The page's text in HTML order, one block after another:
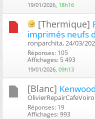
19/01/2026, 18h16
[Thermique]
imprimés neufs
ronparchita, 24/03/
Réponses: 105
Affichages: 5 493
19/01/2026, 09h13
[Blanc]
Réponses: 19
Affichages: 993